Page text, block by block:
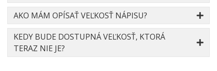
AKO MÁM OPÍSAŤ VEĽKOSŤ NÁPISU?
KEDY BUDE DOSTUPNÁ VEĽKOSŤ, KTORÁ
TERAZ NIE JE?